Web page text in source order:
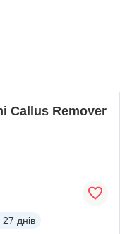
Callus Remover
27 днів